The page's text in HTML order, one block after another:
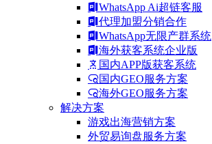
WhatsApp Ai超链客服
代理加盟分销合作
WhatsApp无限产群系统
海外获客系统企业版
国内APP版获客系统
国内GEO服务方案
海外GEO服务方案
解决方案
游戏出海营销方案
外贸易询盘服务方案